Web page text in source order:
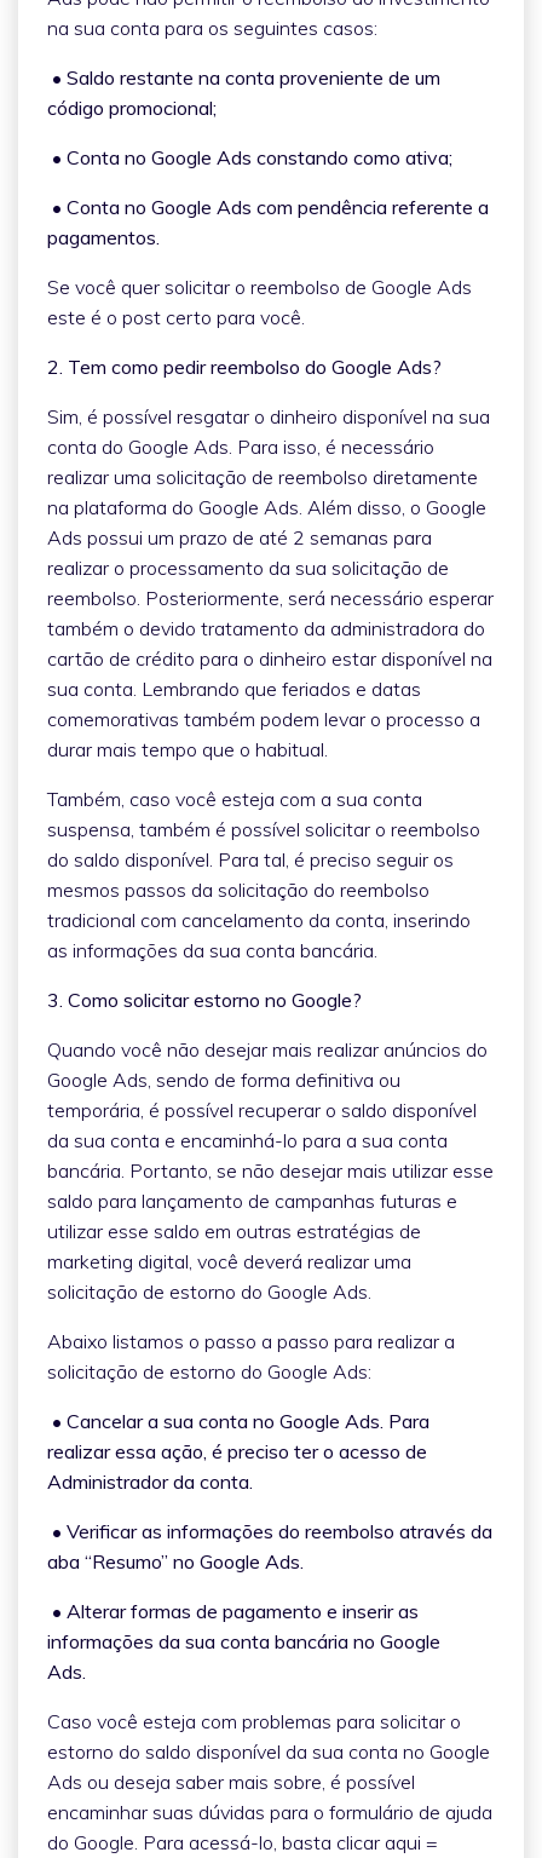
na sua conta para os seguintes casos:
• Saldo restante na conta proveniente de um
código promocional;
• Conta no Google Ads constando como ativa;
• Conta no Google Ads com pendência referente a
pagamentos.
Se você quer solicitar o reembolso de Google Ads
este é o post certo para você.
2. Tem como pedir reembolso do Google Ads?
Sim, é possível resgatar o dinheiro disponível na sua
conta do Google Ads. Para isso, é necessário
realizar uma solicitação de reembolso diretamente
na plataforma do Google Ads. Além disso, o Google
Ads possui um prazo de até 2 semanas para
realizar o processamento da sua solicitação de
reembolso. Posteriormente, será necessário esperar
também o devido tratamento da administradora do
cartão de crédito para o dinheiro estar disponível na
sua conta. Lembrando que feriados e datas
comemorativas também podem levar o processo a
durar mais tempo que o habitual.
Também, caso você esteja com a sua conta
suspensa, também é possível solicitar o reembolso
do saldo disponível. Para tal, é preciso seguir os
mesmos passos da solicitação do reembolso
tradicional com cancelamento da conta, inserindo
as informações da sua conta bancária.
3. Como solicitar estorno no Google?
Quando você não desejar mais realizar anúncios do
Google Ads, sendo de forma definitiva ou
temporária, é possível recuperar o saldo disponível
da sua conta e encaminhá-lo para a sua conta
bancária. Portanto, se não desejar mais utilizar esse
saldo para lançamento de campanhas futuras e
utilizar esse saldo em outras estratégias de
marketing digital, você deverá realizar uma
solicitação de estorno do Google Ads.
Abaixo listamos o passo a passo para realizar a
solicitação de estorno do Google Ads:
• Cancelar a sua conta no Google Ads. Para
realizar essa ação, é preciso ter o acesso de
Administrador da conta.
• Verificar as informações do reembolso através da
aba “Resumo” no Google Ads.
• Alterar formas de pagamento e inserir as
informações da sua conta bancária no Google
Ads.
Caso você esteja com problemas para solicitar o
estorno do saldo disponível da sua conta no Google
Ads ou deseja saber mais sobre, é possível
encaminhar suas dúvidas para o formulário de ajuda
do Google. Para acessá-lo, basta clicar aqui =